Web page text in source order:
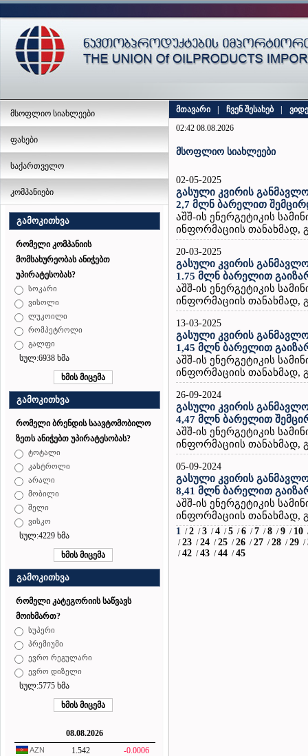
მსოფლიო სიახლეები
ფასები
საქართველო
კომპანიები
გამოკითხვა
რომელი კომპანიის
მომსახურეობას ანიჭებთ
უპირატესობას?
სოკარი
ვისოლი
ლუკოილი
რომპეტროლი
გალფი
სულ:6938 ხმა
გამოკითხვა
რომელი ბრენდის საავტომობილო
ზეთს ანიჭებთ უპირატესობას?
ტოტალი
კასტროლი
არალი
მობილი
შელი
ვისკო
სულ:4229 ხმა
გამოკითხვა
რომელი კატეგორიის საწვავს
მოიხმართ?
სუპერი
პრემიუმი
ევრო რეგულარი
ევრო დიზელი
სულ:5775 ხმა
08.08.2026
AZN 1.542 -0.0006
მთავარი ჩვენ შესახებ
02:42 08.08.2026
მსოფლიო სიახლეები
02-05-2025
გასული კვირის
2,7 მლნ ბარელით
აშშ-ის ენერგეტიკის
ინფორმაციის თანახმად,
20-03-2025
გასული კვირის
1.75 მლნ ბარელით
აშშ-ის ენერგეტიკის
ინფორმაციის თანახმად,
13-03-2025
გასული კვირის
1,45 მლნ ბარელით
აშშ-ის ენერგეტიკის
ინფორმაციის თანახმად,
26-09-2024
გასული კვირის
4,47 მლნ ბარელით
აშშ-ის ენერგეტიკის
ინფორმაციის თანახმად,
05-09-2024
გასული კვირის
8,41 მლნ ბარელით
აშშ-ის ენერგეტიკის
ინფორმაციის თანახმად,
1 / 2 / 3 / 4 / 5 / 6 / 7 / 8 / 9 / 10
/ 23 / 24 / 25 / 26 / 27 / 28 / 29 /
/ 42 / 43 / 44 / 45